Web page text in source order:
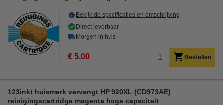
Bekijk de specificaties en omschrijving
Direct leverbaar
Morgen in huis
€ 5,00 Bestellen
123inkt huismerk vervangt HP 920XL (CD973AE)
reinigingscartridge magenta hoge capaciteit